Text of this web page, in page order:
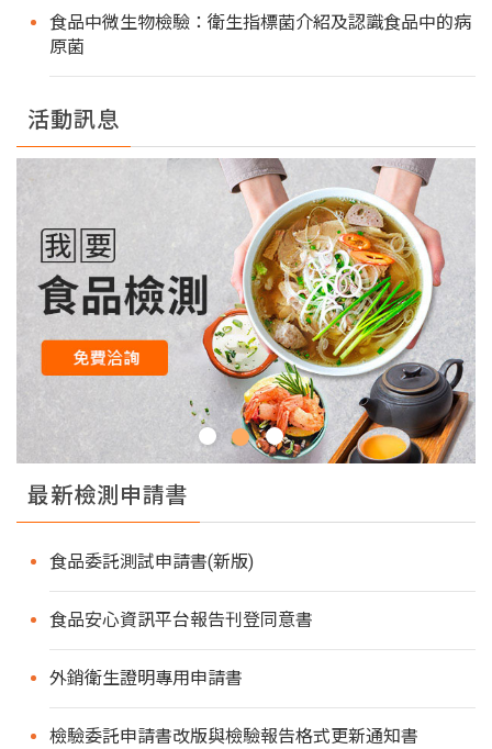
食品中微生物檢驗：衛生指標菌介紹及認識食品中的病
原菌
活動訊息
最新檢測申請書
食品委託測試申請書(新版)
食品安心資訊平台報告刊登同意書
外銷衛生證明專用申請書
檢驗委託申請書改版與檢驗報告格式更新通知書